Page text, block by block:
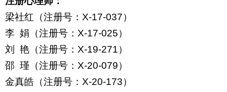
梁社红（注册号： X-17-037）
李 娟（注册号： X-17-025）
刘
艳（注册号： X-19-271）
邵 瑾（注册号： X-20-079）
金真皓（注册号： X-20-173）